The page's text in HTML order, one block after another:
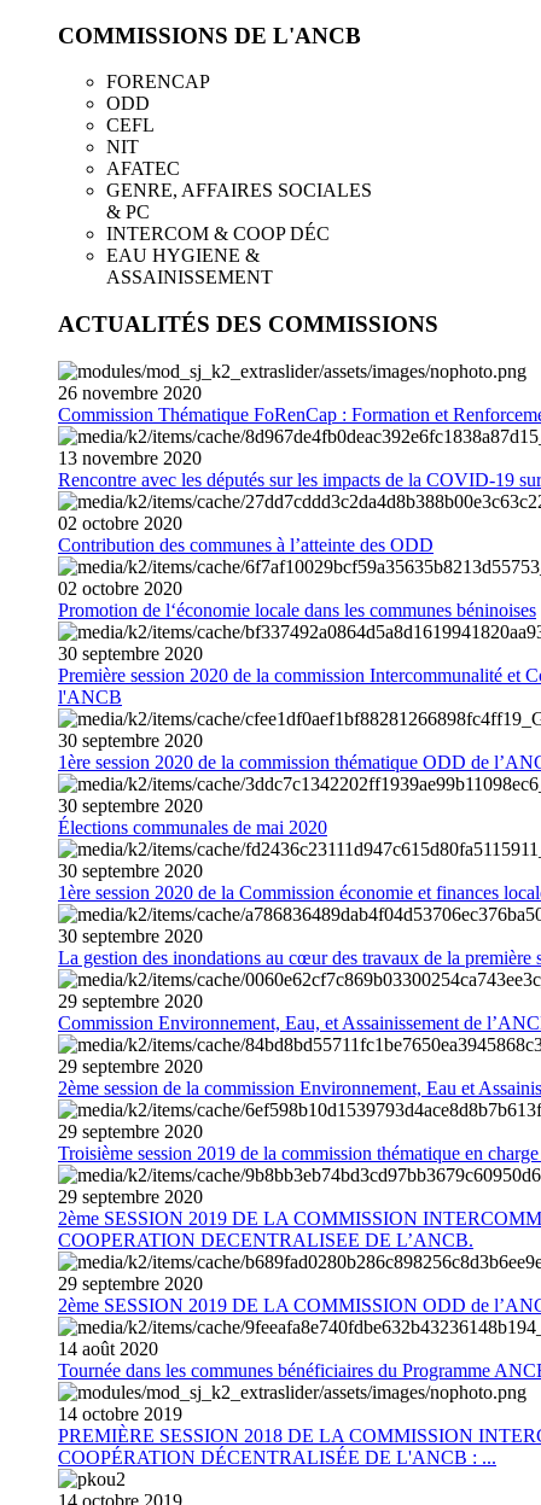
COMMISSIONS DE L'ANCB
FORENCAP
ODD
CEFL
NIT
AFATEC
GENRE, AFFAIRES SOCIALES
& PC
INTERCOM & COOP DÉC
EAU HYGIENE &
ASSAINISSEMENT
ACTUALITÉS DES COMMISSIONS
26 novembre 2020
Commission Thématique FoRenCap : Formation et
13 novembre 2020
Rencontre avec les députés sur les impacts de la COVID-19
02 octobre 2020
Contribution des communes à l’atteinte des ODD
02 octobre 2020
Promotion de l‘économie locale dans les communes béninoises
30 septembre 2020
Première session 2020 de la commission Intercommunalité et
l'ANCB
30 septembre 2020
1ère session 2020 de la commission thématique ODD de
30 septembre 2020
Élections communales de mai 2020
30 septembre 2020
1ère session 2020 de la Commission économie et finances
30 septembre 2020
La gestion des inondations au cœur des travaux de la première
29 septembre 2020
Commission Environnement, Eau, et Assainissement de
29 septembre 2020
2ème session de la commission Environnement, Eau et
29 septembre 2020
Troisième session 2019 de la commission thématique en
29 septembre 2020
2ème SESSION 2019 DE LA COMMISSION
COOPERATION DECENTRALISEE DE L’ANCB.
29 septembre 2020
2ème SESSION 2019 DE LA COMMISSION ODD de
14 août 2020
Tournée dans les communes bénéficiaires du Programme
14 octobre 2019
PREMIÈRE SESSION 2018 DE LA COMMISSION
COOPÉRATION DÉCENTRALISÉE DE L'ANCB : ...
14 octobre 2019